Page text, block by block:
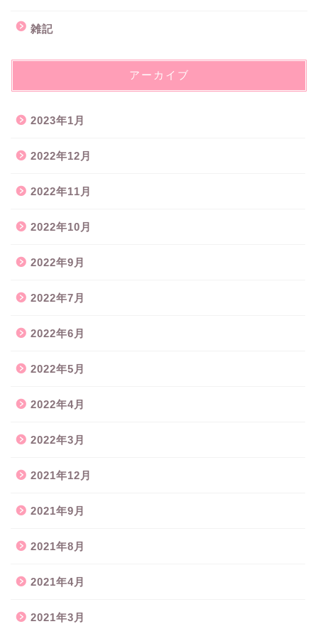
雑記
アーカイブ
2023年1月
2022年12月
2022年11月
2022年10月
2022年9月
2022年7月
2022年6月
2022年5月
2022年4月
2022年3月
2021年12月
2021年9月
2021年8月
2021年4月
2021年3月